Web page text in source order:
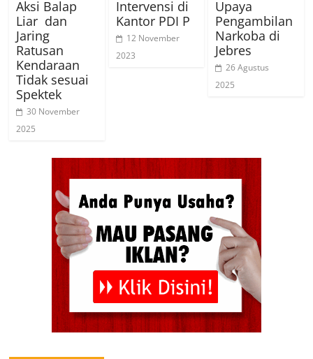
Aksi Balap
Liar dan
Jaring
Ratusan
Kendaraan
Tidak sesuai
Spektek
30 November
2025
Intervensi di
Kantor PDI P
12 November
2023
Upaya
Pengambilan
Narkoba di
Jebres
26 Agustus
2025